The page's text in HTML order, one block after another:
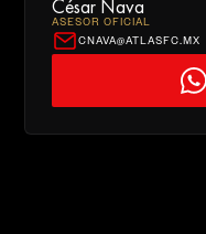
César Nava
ASESOR OFICIAL
CNAVA@ATLASFC.MX